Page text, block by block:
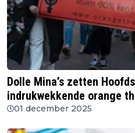
Dolle Mina’s zetten
indrukwekkende orange
01 december 2025